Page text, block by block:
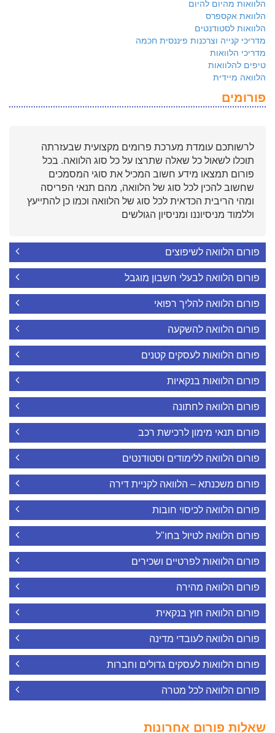
הלוואות מהיום להיום
הלוואת אקספרס
הלוואות לסטודנטים
מדריכי קנייה וצרכנות פיננסית חכמה
מדריכי הלוואות
טיפים להלוואות
הלוואה מיידית
פורומים
לרשותכם עומדת מערכת פרומים מקצועית שבעזרתה
תוכלו לשאול כל שאלה שתרצו על כל סוג הלוואה. בכל
פורום תמצאו מידע חשוב המכיל את סוגי המסמכים
שחשוב להכין לכל סוג של הלוואה, מהם תנאי הפריסה
ומהי הריבית הכדאית לכל סוג של הלוואה וכמו כן להתייעץ
וללמוד מניסיוננו ומניסיון הגולשים
פורום הלוואה לשיפוצים
פורום הלוואה לבעלי חשבון מוגבל
פורום הלוואה להליך רפואי
פורום הלוואה להשקעה
פורום הלוואות לעסקים קטנים
פורום הלוואות בנקאיות
פורום הלוואה לחתונה
פורום תנאי מימון לרכישת רכב
פורום הלוואה ללימודים וסטודנטים
פורום משכנתא – הלוואה לקניית דירה
פורום הלוואה לכיסוי חובות
פורום הלוואה לטיול בחו"ל
פורום הלוואות לפרטיים ושכירים
פורום הלוואה מהירה
פורום הלוואה חוץ בנקאית
פורום הלוואה לעובדי מדינה
פורום הלוואות לעסקים גדולים וחברות
פורום הלוואה לכל מטרה
שאלות פורום אחרונות